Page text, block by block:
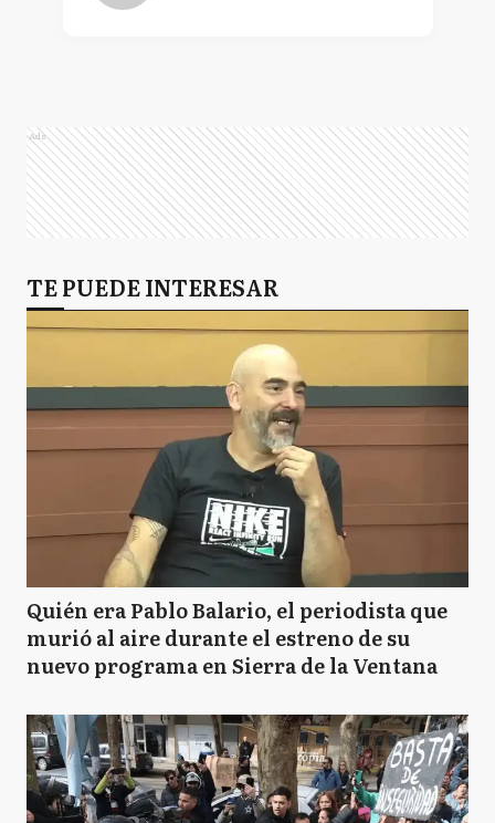
Ads
TE PUEDE INTERESAR
Quién era Pablo Balario, el periodista que
murió al aire durante el estreno de su
nuevo programa en Sierra de la Ventana